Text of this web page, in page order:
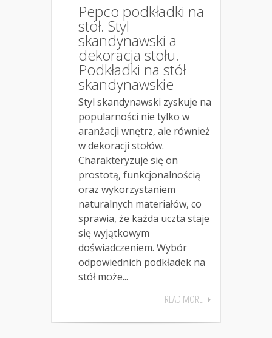
Pepco podkładki na
stół. Styl
skandynawski a
dekoracja stołu.
Podkładki na stół
skandynawskie
Styl skandynawski zyskuje na
popularności nie tylko w
aranżacji wnętrz, ale również
w dekoracji stołów.
Charakteryzuje się on
prostotą, funkcjonalnością
oraz wykorzystaniem
naturalnych materiałów, co
sprawia, że każda uczta staje
się wyjątkowym
doświadczeniem. Wybór
odpowiednich podkładek na
stół może...
READ MORE